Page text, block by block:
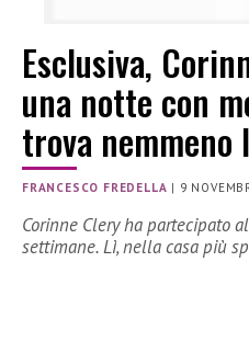
Esclusiva,
una notte con
trova nemmeno
FRANCESCO FREDELLA | 9
Corinne Clery ha partecipato
settimane. Lì, nella casa più